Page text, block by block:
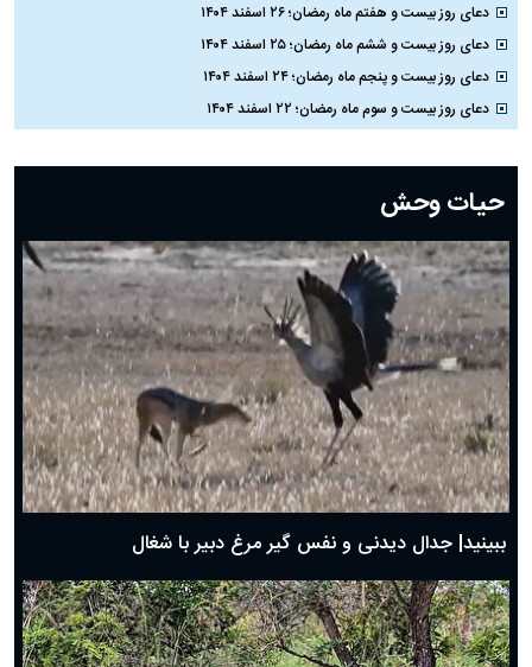
دعای روز بیست و هفتم ماه رمضان؛ ۲۶ اسفند ۱۴۰۴
دعای روز بیست و ششم ماه رمضان؛ ۲۵ اسفند ۱۴۰۴
دعای روز بیست و پنجم ماه رمضان؛ ۲۴ اسفند ۱۴۰۴
دعای روز بیست و سوم ماه رمضان؛ ۲۲ اسفند ۱۴۰۴
دعای روز بیستم ماه رمضان؛ ۱۹ اسفند ۱۴۰۴
دعای روز هشتم ماه مبارک رمضان؛ ۷ اسفند ماه ۱۴۰۴
دعای روز هفتم ماه رمضان؛ ۶ اسفند ۱۴۰۴
دعای روز ششم ماه رمضان؛ ۵ اسفند ۱۴۰۴
دعای روز پنجم ماه رمضان؛ ۴ اسفند ۱۴۰۴
دعای روز چهارم ماه مبارک رمضان؛ ۳ اسفند ۱۴۰۴
دعای روز سوم ماه مبارک رمضان؛ ۱۴ اسفند ۱۴۰۴
دعای روز دوم ماه مبارک رمضان ۱ اسفند ماه ۱۴۰۴
دعای روز اول ماه مبارک رمضان، ۳۰ بهمن ۱۴۰۴
حضرت زینب(س) چگونه از دنیا رفت؟
بهترین پیامک تبریک روز پدر ۱۴۰۴؛ جملات زیبا و صمیمانه
حیات وحش
ببینید| جدال دیدنی و نفس گیر مرغ دبیر با شغال